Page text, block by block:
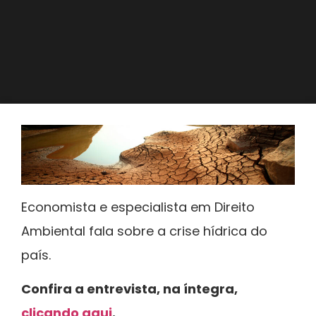
Economista e especialista em Direito
Ambiental fala sobre a crise hídrica do
país.
Confira a entrevista, na íntegra,